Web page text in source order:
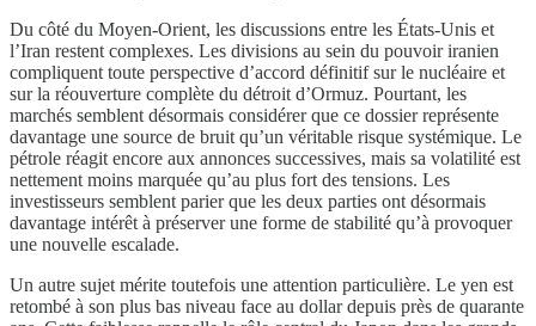
Du côté du Moyen-Orient, les discussions entre les États-Unis et
l’Iran restent complexes. Les divisions au sein du pouvoir iranien
compliquent toute perspective d’accord définitif sur le nucléaire et
sur la réouverture complète du détroit d’Ormuz. Pourtant, les
marchés semblent désormais considérer que ce dossier représente
davantage une source de bruit qu’un véritable risque systémique. Le
pétrole réagit encore aux annonces successives, mais sa volatilité est
nettement moins marquée qu’au plus fort des tensions. Les
investisseurs semblent parier que les deux parties ont désormais
davantage intérêt à préserver une forme de stabilité qu’à provoquer
une nouvelle escalade.
Un autre sujet mérite toutefois une attention particulière. Le yen est
retombé à son plus bas niveau face au dollar depuis près de quarante